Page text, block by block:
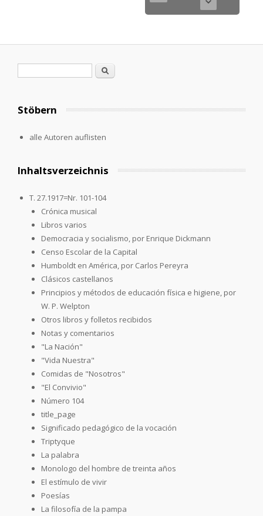
Search
Stöbern
alle Autoren auflisten
Inhaltsverzeichnis
T. 27.1917=Nr. 101-104
Crónica musical
Libros varios
Democracia y socialismo, por Enrique Dickmann
Censo Escolar de la Capital
Humboldt en América, por Carlos Pereyra
Clásicos castellanos
Principios y métodos de educación física e higiene, por
W. P. Welpton
Otros libros y folletos recibidos
Notas y comentarios
"La Nación"
"Vida Nuestra"
Comidas de "Nosotros"
"El Convivio"
Número 104
title_page
Significado pedagógico de la vocación
Triptyque
La palabra
Monologo del hombre de treinta años
El estímulo de vivir
Poesías
La filosofía de la pampa